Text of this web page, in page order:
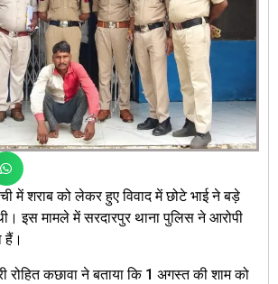
में शराब को लेकर हुए विवाद में छोटे भाई ने बड़े
इस मामले में सरदारपुर थाना पुलिस ने आरोपी
हैं।
रोहित कछावा ने बताया कि 1 अगस्त की शाम को